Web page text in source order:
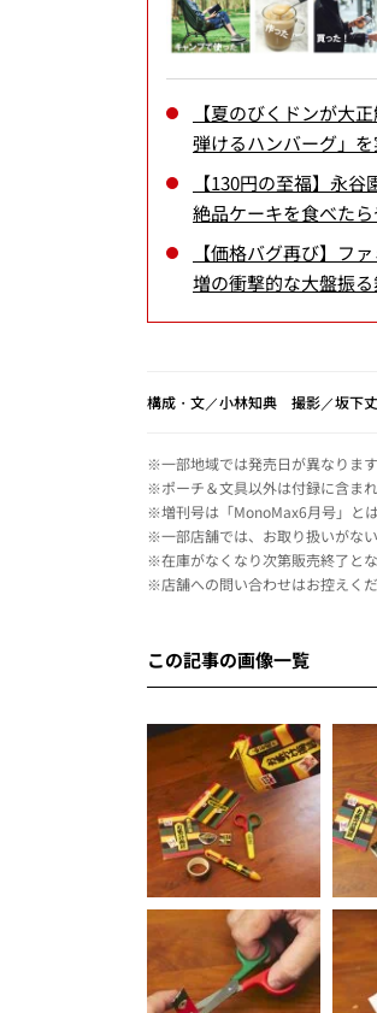
【夏のびくドンが大
弾けるハンバーグ」
【130円の至福】永
絶品ケーキを食べた
【価格バグ再び】フ
増の衝撃的な大盤振
構成・文／小林知典 撮影／坂下丈
※一部地域では発売日が異なります
※ポーチ＆文具以外は付録に含ま
※増刊号は「MonoMax6月号」と
※一部店舗では、お取り扱いがな
※在庫がなくなり次第販売終了と
※店舗への問い合わせはお控えく
この記事の画像一覧